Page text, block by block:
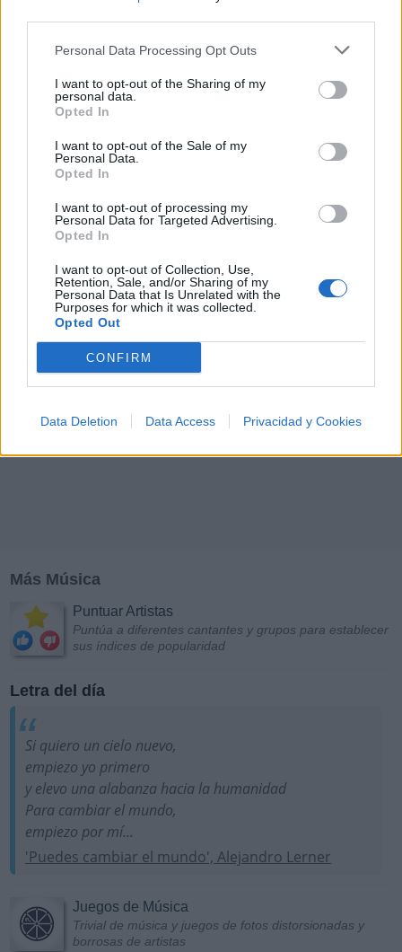
Personal Data Processing Opt Outs
I want to opt-out of the Sharing of my
personal data.
Opted In
I want to opt-out of the Sale of my
Personal Data.
Opted In
I want to opt-out of processing my
Personal Data for Targeted Advertising.
Opted In
I want to opt-out of Collection, Use,
Retention, Sale, and/or Sharing of my
Personal Data that Is Unrelated with the
Purposes for which it was collected.
Opted Out
CONFIRM
Data Deletion Data Access Privacidad y Cookies
Añadir un comentario ...
psicodelia, space rock y atmósferas cósmicas para
al firmamento y siente la gravedad cero. 💾 ¡Guarda
✨⭐
B C
N O P Q R S T W
Z #
Más Música
Puntuar Artistas
Puntúa a diferentes cantantes y grupos para establecer
sus índices de popularidad
Letra del día
Si quiero un cielo nuevo,
empiezo yo primero
y elevo una alabanza hacia la humanidad
Para cambiar el mundo,
empiezo por mí...
'Puedes cambiar el mundo', Alejandro Lerner
Juegos de Música
Trivial de música y juegos de fotos distorsionadas y
borrosas de artistas